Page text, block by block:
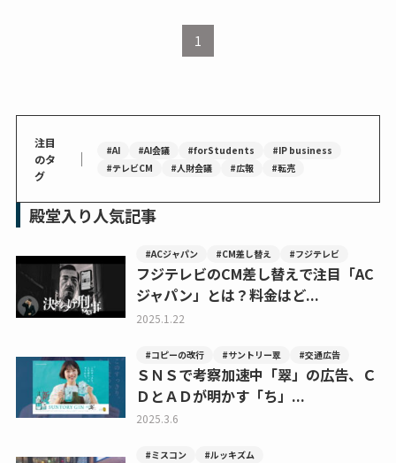
1
注目
のタ
グ
｜ #AI #AI会議 #forStudents
#IP business
#テレビCM
#人財会議 #広報 #転売
殿堂入り人気記事
#ACジャパン #CM差し替え #フジテレビ
フジテレビのCM差し替えで注目「AC
ジャパン」とは？料金はど...
2025.1.22
#コピーの改行 #サントリー翠 #交通広告
ＳＮＳで考察加速中「翠」の広告、Ｃ
ＤとＡＤが明かす「ち」...
2025.3.6
#ミスコン #ルッキズム